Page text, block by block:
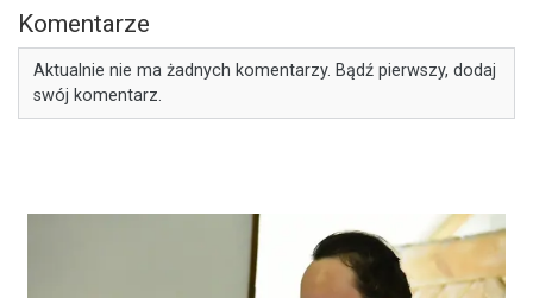
Komentarze
Aktualnie nie ma żadnych komentarzy. Bądź pierwszy, dodaj
swój komentarz.